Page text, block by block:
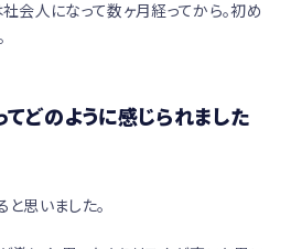
会人になって数ヶ月経ってから。初め
どのように感じられました
思いました。